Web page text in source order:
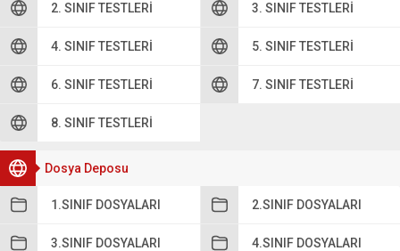
2. SINIF TESTLERI 3. SINIF TESTLERI
4. SINIF TESTLERI 5. SINIF TESTLERI
6. SINIF TESTLERI 7. SINIF TESTLERI
8. SINIF TESTLERI
Dosya Deposu
1.SINIF DOSYALARI 2.SINIF DOSYALARI
3.SINIF DOSYALARI 4.SINIF DOSYALARI